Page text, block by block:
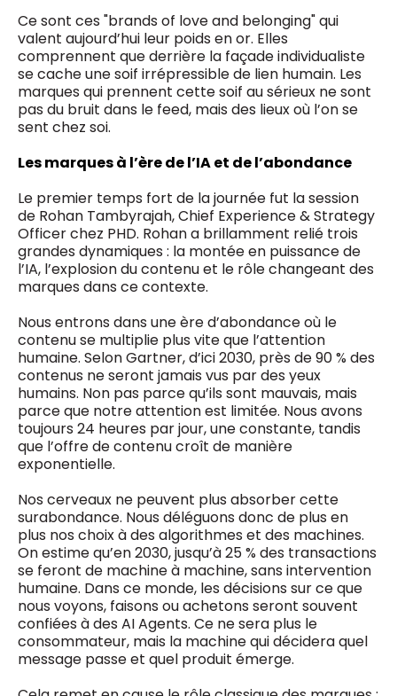
Ce sont ces "brands of love and belonging" qui
valent aujourd’hui leur poids en or. Elles
comprennent que derrière la façade individualiste
se cache une soif irrépressible de lien humain. Les
marques qui prennent cette soif au sérieux ne sont
pas du bruit dans le feed, mais des lieux où l’on se
sent chez soi.
Les marques à l’ère de l’IA et de l’abondance
Le premier temps fort de la journée fut la session
de Rohan Tambyrajah, Chief Experience & Strategy
Officer chez PHD. Rohan a brillamment relié trois
grandes dynamiques : la montée en puissance de
l’IA, l’explosion du contenu et le rôle changeant des
marques dans ce contexte.
Nous entrons dans une ère d’abondance où le
contenu se multiplie plus vite que l’attention
humaine. Selon Gartner, d’ici 2030, près de 90 % des
contenus ne seront jamais vus par des yeux
humains. Non pas parce qu’ils sont mauvais, mais
parce que notre attention est limitée. Nous avons
toujours 24 heures par jour, une constante, tandis
que l’offre de contenu croît de manière
exponentielle.
Nos cerveaux ne peuvent plus absorber cette
surabondance. Nous déléguons donc de plus en
plus nos choix à des algorithmes et des machines.
On estime qu’en 2030, jusqu’à 25 % des transactions
se feront de machine à machine, sans intervention
humaine. Dans ce monde, les décisions sur ce que
nous voyons, faisons ou achetons seront souvent
confiées à des AI Agents. Ce ne sera plus le
consommateur, mais la machine qui décidera quel
message passe et quel produit émerge.